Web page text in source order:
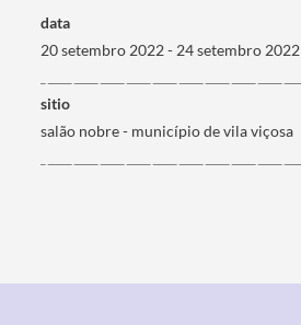
Filtros
data
20 setembro 2022 - 24 setembro 2022
sitio
salão nobre - município de vila viçosa